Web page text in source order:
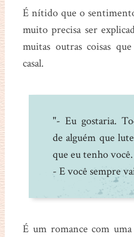
É nítido que o
muito precisa ser
muitas outras coisas
casal.
"- Eu gostaria.
de alguém que
que eu tenho você.
- E você sempre
É um romance com